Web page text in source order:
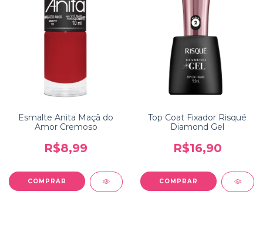
Esmalte Anita Maçã do
Amor Cremoso
R$8,99
Top Coat Fixador Risqué
Diamond Gel
R$16,90